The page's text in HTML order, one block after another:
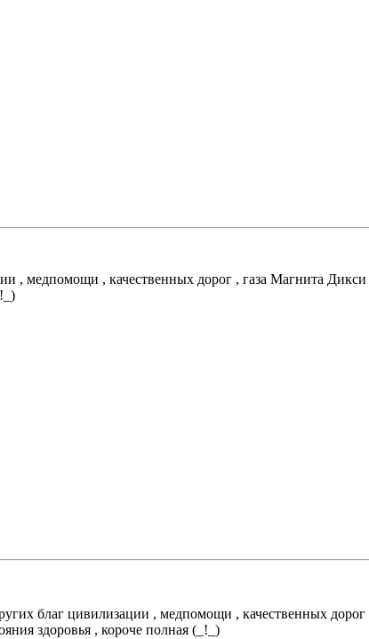
, медпомощи , качественных дорог , газа Магнита
благ цивилизации , медпомощи , качественных
здоровья , короче полная (_!_)